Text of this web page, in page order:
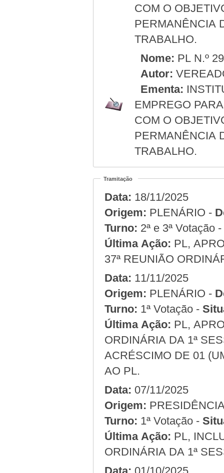
COM O
PERMANÊNCIA
TRABALHO.
Nome: PL N.º
Autor:
Ementa:
EMPREGO
COM O
PERMANÊNCIA
TRABALHO.
Tramitação
Data: 18/11/2025
Origem:
PLENÁRIO -
Turno:
2ª e 3ª Votação -
Última Ação: PL,
37ª REUNIÃO
Data: 11/11/2025
Origem:
PLENÁRIO -
Turno:
1ª Votação -
Última Ação: PL,
ORDINÁRIA DA 1ª
ACRÉSCIMO DE 01
AO PL.
Data: 07/11/2025
Origem:
Turno:
1ª Votação -
Última Ação:
ORDINÁRIA DA 1ª